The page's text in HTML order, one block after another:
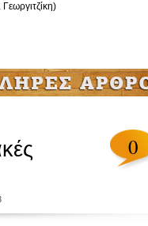
Γεωργιτζίκη)
0